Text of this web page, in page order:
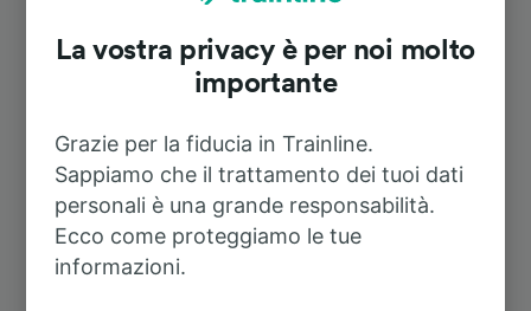
Durata
A Hamburg-Harburg 3h 42m
A Köln Hbf
La vostra privacy è per noi molto
importante
Grazie per la fiducia in Trainline.
Sappiamo che il trattamento dei tuoi dati
personali è una grande responsabilità.
Ecco come proteggiamo le tue
informazioni.